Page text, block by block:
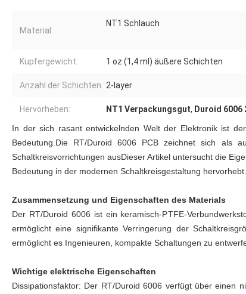
Material:
NT1 Schlauch
Kupfergewicht: 1 oz (1,4 ml) äußere Schichten
Anzahl der Schichten: 2-layer
Hervorheben: NT1 Verpackungsgut, Duroid
In der sich rasant entwickelnden Welt der Elektronik ist
Bedeutung.Die RT/Duroid 6006 PCB zeichnet sich als
Schaltkreisvorrichtungen ausDieser Artikel untersucht die
Bedeutung in der modernen Schaltkreisgestaltung hervorhebt.
Zusammensetzung und Eigenschaften des Materials
Der RT/Duroid 6006 ist ein keramisch-PTFE-
ermöglicht eine signifikante Verringerung der
ermöglicht es Ingenieuren, kompakte Schaltungen zu
Wichtige elektrische Eigenschaften
Dissipationsfaktor: Der RT/Duroid 6006 verfügt über einen